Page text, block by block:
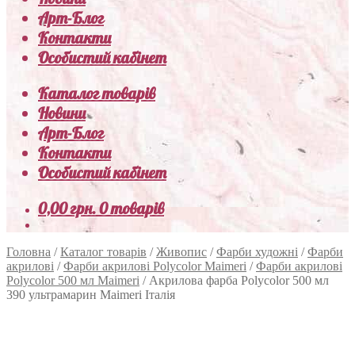
Арт-Блог
Контакти
Особистий кабінет
Каталог товарів
Новини
Арт-Блог
Контакти
Особистий кабінет
0,00грн.0 товарів
Головна /Каталог товарів /Живопис /Фарби художні /Фарби
акрилові /Фарби акрилові Polycolor Maimeri /Фарби акрилові
Polycolor 500 мл Maimeri / Акрилова фарба Polycolor 500 мл
390 ультрамарин Maimeri Італія